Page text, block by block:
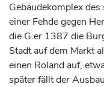
Gebäudekomplex
einer Fehde gegen
die G.er 1387 die
Stadt auf dem Markt
einen Roland auf,
später fällt der